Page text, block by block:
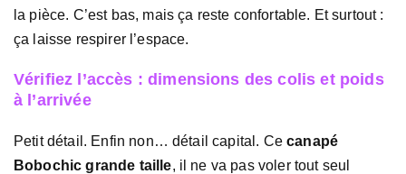
la pièce. C’est bas, mais ça reste confortable. Et surtout :
ça laisse respirer l’espace.
Vérifiez l’accès : dimensions des colis et poids
à l’arrivée
Petit détail. Enfin non… détail capital. Cecanapé
Bobochic grande taille, il ne va pas voler tout seul